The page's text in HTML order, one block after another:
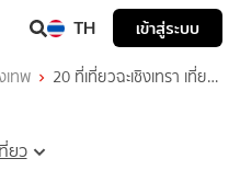
TH เข้าสู่ระบบ
เทพ
20 ที่เที่ยวฉะเชิงเทรา เที่ยว
ยว